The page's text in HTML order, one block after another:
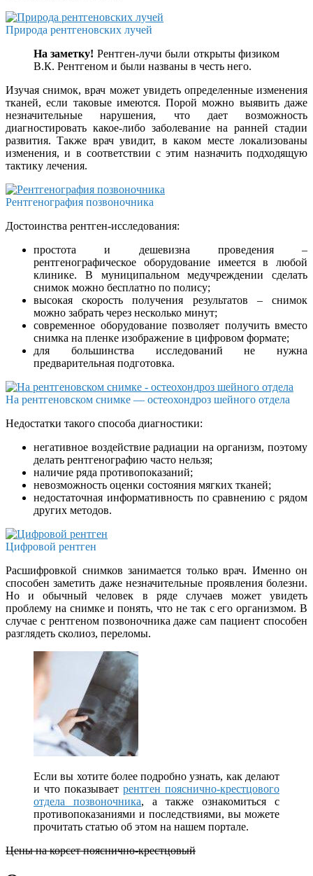
Природа рентгеновских лучей
На заметку! Рентген-лучи были открыты физиком
В.К. Рентгеном и были названы в честь него.
Изучая снимок, врач может увидеть определенные изменения
тканей, если таковые имеются. Порой можно выявить даже
незначительные нарушения, что дает возможность
диагностировать какое-либо заболевание на ранней стадии
развития. Также врач увидит, в каком месте локализованы
изменения, и в соответствии с этим назначить подходящую
тактику лечения.
Рентгенография позвоночника
Достоинства рентген-исследования:
простота и дешевизна проведения –
рентгенографическое оборудование имеется в любой
клинике. В муниципальном медучреждении сделать
снимок можно бесплатно по полису;
высокая скорость получения результатов – снимок
можно забрать через несколько минут;
современное оборудование позволяет получить вместо
снимка на пленке изображение в цифровом формате;
для большинства исследований не нужна
предварительная подготовка.
На рентгеновском снимке — остеохондроз шейного отдела
Недостатки такого способа диагностики:
негативное воздействие радиации на организм, поэтому
делать рентгенографию часто нельзя;
наличие ряда противопоказаний;
невозможность оценки состояния мягких тканей;
недостаточная информативность по сравнению с рядом
других методов.
Цифровой рентген
Расшифровкой снимков занимается только врач. Именно он
способен заметить даже незначительные проявления болезни.
Но и обычный человек в ряде случаев может увидеть
проблему на снимке и понять, что не так с его организмом. В
случае с рентгеном позвоночника даже сам пациент способен
разглядеть сколиоз, переломы.
Если вы хотите более подробно узнать, как делают
и что показывает рентген пояснично-крестцового
отдела позвоночника, а также ознакомиться с
противопоказаниями и последствиями, вы можете
прочитать статью об этом на нашем портале.
Цены на корсет пояснично-крестцовый